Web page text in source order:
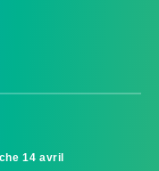
14 avril